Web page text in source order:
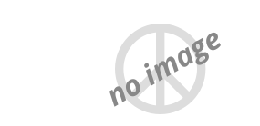
no image